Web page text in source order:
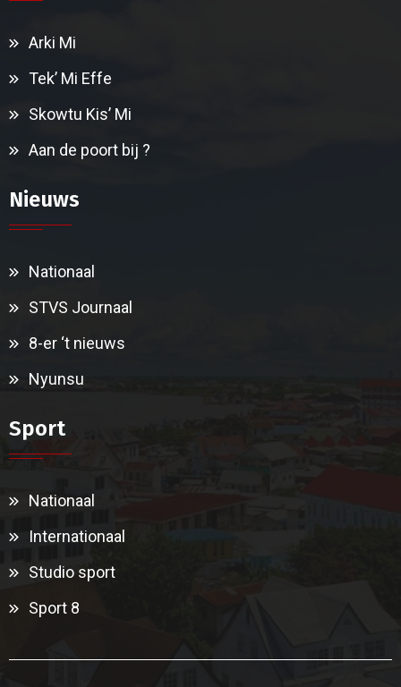
Arki Mi
Tek’ Mi Effe
Skowtu Kis’ Mi
Aan de poort bij ?
Nieuws
Nationaal
STVS Journaal
8-er ‘t nieuws
Nyunsu
Sport
Nationaal
Internationaal
Studio sport
Sport 8